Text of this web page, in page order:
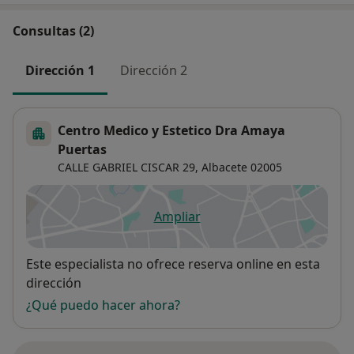
Consultas (2)
Dirección 1 Dirección 2
Centro Medico y Estetico Dra Amaya
Puertas
CALLE GABRIEL CISCAR 29, Albacete 02005
Ampliarse abre en una nueva
Disponibilidad
Este especialista no ofrece reserva online en esta
dirección
¿Qué puedo hacer ahora?